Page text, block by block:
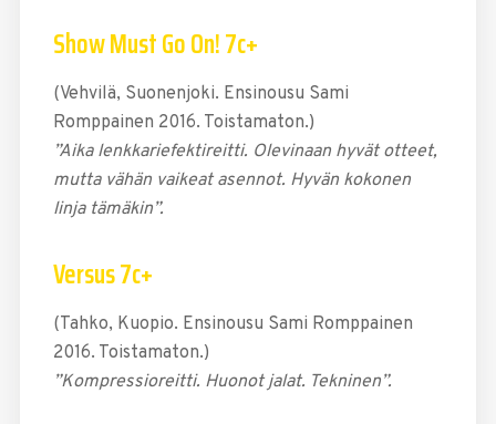
Show Must Go On! 7c+
(Vehvilä, Suonenjoki. Ensinousu Sami
Romppainen 2016. Toistamaton.)
”Aika lenkkariefektireitti. Olevinaan hyvät otteet,
mutta vähän vaikeat asennot. Hyvän kokonen
linja tämäkin”.
Versus 7c+
(Tahko, Kuopio. Ensinousu Sami Romppainen
2016. Toistamaton.)
”Kompressioreitti. Huonot jalat. Tekninen”.